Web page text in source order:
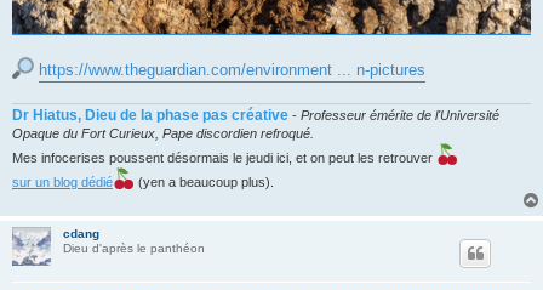
https://www.theguardian.com/environment ... n-pictures
Dr Hiatus, Dieu de la phase pas créative - Professeur émérite de l'Université
Opaque du Fort Curieux, Pape discordien refroqué.
Mes infocerises poussent désormais le jeudi ici, et on peut les retrouver
sur un blog dédié
(yen a beaucoup plus).
cdang
Dieu d'après le panthéon